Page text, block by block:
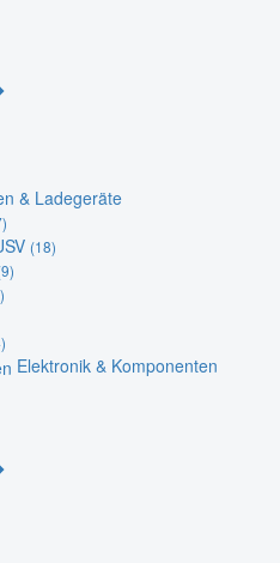
& Ladegeräte
(18)
Elektronik & Komponenten